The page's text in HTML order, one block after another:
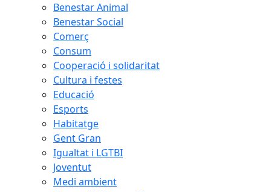
Benestar Animal
Benestar Social
Comerç
Consum
Cooperació i solidaritat
Cultura i festes
Educació
Esports
Habitatge
Gent Gran
Igualtat i LGTBI
Joventut
Medi ambient